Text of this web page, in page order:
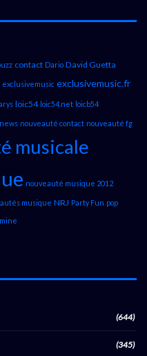
contact Dario David Guetta
exclusivemusic exclusivemusic.fr
loic54 loic54.net loicb54
news nouveauté contact nouveauté fg
musicale
nouveauté musique 2012
musique NRJ Party Fun pop
(644)
(345)